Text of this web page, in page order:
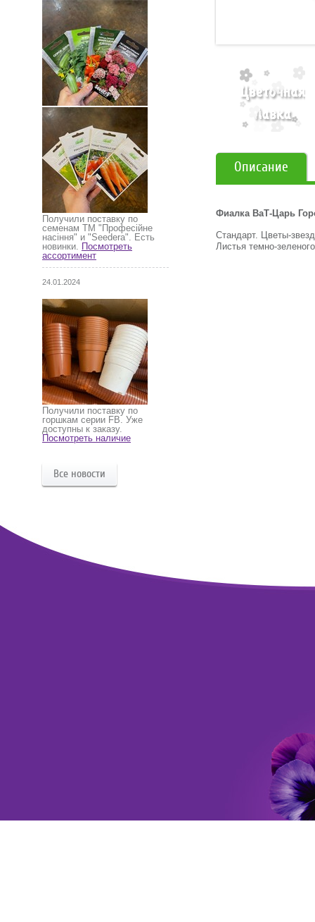
Получили поставку по
семенам ТМ "Професійне
насіння" и "Seedera". Есть
новинки. Посмотреть
ассортимент
24.01.2024
Получили поставку по
горшкам серии FB. Уже
доступны к заказу.
Посмотреть наличие
Все новости
Описание
Фиалка ВаТ-Царь
Стандарт. Цветы-
Листья темно-